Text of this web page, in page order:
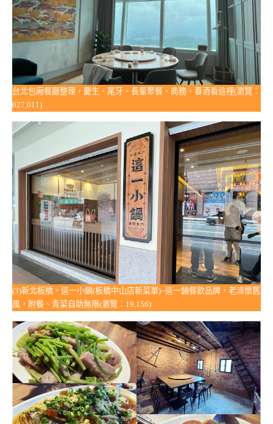
台北包廂餐廳整理，慶生、尾牙、長輩聚餐、商務、春酒看這裡(瀏覽：
627,011)
(3)新北板橋。這一小鍋(板橋中山店新菜單)~這一鍋餐飲品牌，老派懷舊
風，附餐、青菜自助無限(瀏覽：19,156)